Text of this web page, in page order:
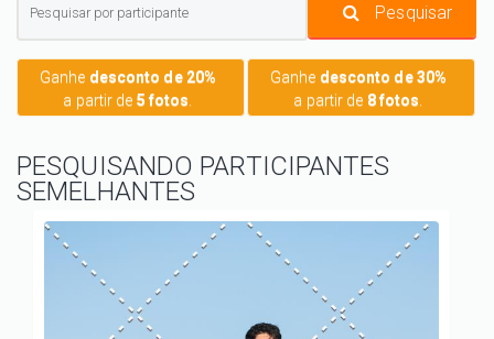
Pesquisar
Ganhe desconto de 20%
a partir de 5 fotos
Ganhe desconto de 30%
a partir de 8 fotos
PESQUISANDO PARTICIPANTES
SEMELHANTES